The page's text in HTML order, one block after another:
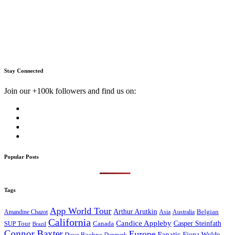
Stay Connected
Join our +100k followers and find us on:
Popular Posts
Tags
Amandine Chazot App World Tour Arthur Arutkin Asia Australia Belgian
SUP Tour Brazil California Canada Candice Appleby Casper Steinfath